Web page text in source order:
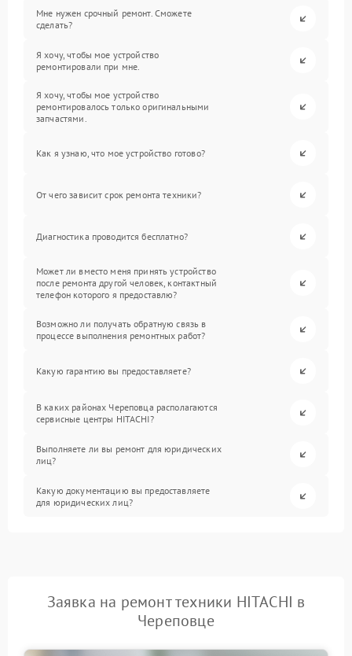
Мне нужен срочный ремонт. Сможете
сделать?
Я хочу, чтобы мое устройство
ремонтировали при мне.
Я хочу, чтобы мое устройство
ремонтировалось только оригинальными
запчастями.
Как я узнаю, что мое устройство готово?
От чего зависит срок ремонта техники?
Диагностика проводится бесплатно?
Может ли вместо меня принять устройство
после ремонта другой человек, контактный
телефон которого я предоставлю?
Возможно ли получать обратную связь в
процессе выполнения ремонтных работ?
Какую гарантию вы предоставляете?
В каких районах Череповца располагаются
сервисные центры HITACHI?
Выполняете ли вы ремонт для юридических
лиц?
Какую документацию вы предоставляете
для юридических лиц?
Заявка на ремонт техники HITACHI в
Череповце